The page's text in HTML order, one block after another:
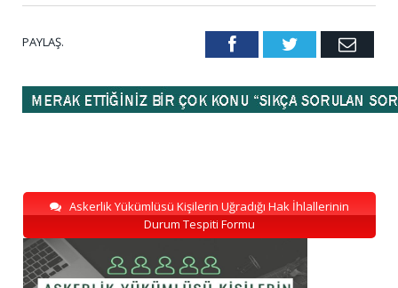
PAYLAŞ. FacebookTwitter Email
Askerlik Yükümlüsü Kişilerin Uğradığı Hak İhlallerinin
Durum Tespiti Formu